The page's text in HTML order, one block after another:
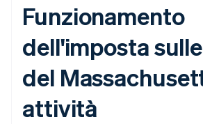
Funzionamento
dell'imposta
del
attività